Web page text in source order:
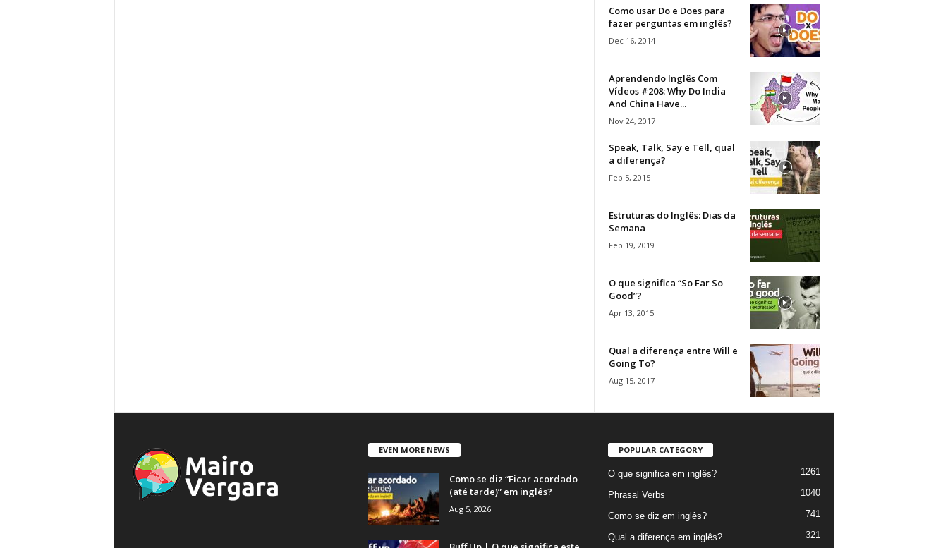
Como usar Do e Does para
fazer perguntas em inglês?
Dec 16, 2014
Aprendendo Inglês Com
Vídeos #208: Why Do India
And China Have...
Nov 24, 2017
Speak, Talk, Say e Tell, qual
a diferença?
Feb 5, 2015
Estruturas do Inglês: Dias da
Semana
Feb 19, 2019
O que significa “So Far So
Good”?
Apr 13, 2015
Qual a diferença entre Will e
Going To?
Aug 15, 2017
EVEN MORE NEWS
Como se diz “Ficar acordado
(até tarde)” em inglês?
Aug 5, 2026
POPULAR CATEGORY
O que significa em inglês? 1261
Phrasal Verbs 1040
Como se diz em inglês? 741
Qual a diferença em inglês? 321